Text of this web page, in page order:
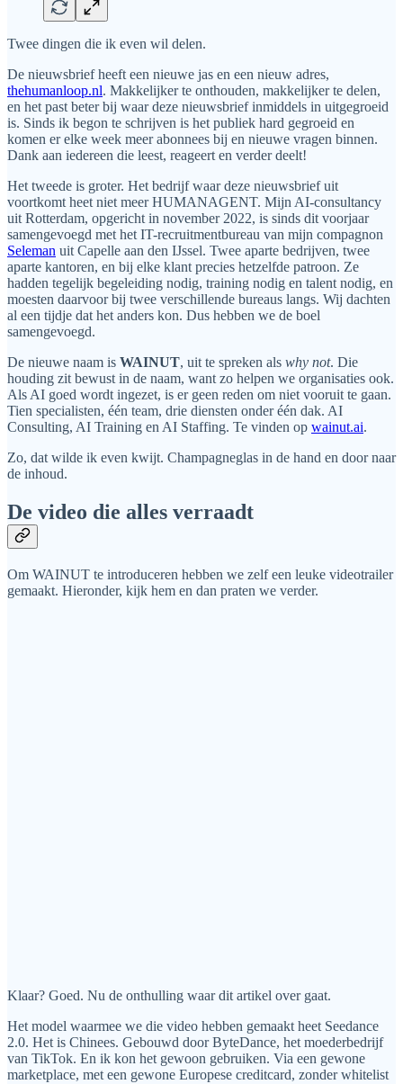
Twee dingen die ik even wil delen.
De nieuwsbrief heeft een nieuwe jas en een nieuw adres,
thehumanloop.nl. Makkelijker te onthouden, makkelijker te delen,
en het past beter bij waar deze nieuwsbrief inmiddels in uitgegroeid
is. Sinds ik begon te schrijven is het publiek hard gegroeid en
komen er elke week meer abonnees bij en nieuwe vragen binnen.
Dank aan iedereen die leest, reageert en verder deelt!
Het tweede is groter. Het bedrijf waar deze nieuwsbrief uit
voortkomt heet niet meer HUMANAGENT. Mijn AI-consultancy
uit Rotterdam, opgericht in november 2022, is sinds dit voorjaar
samengevoegd met het IT-recruitmentbureau van mijn compagnon
Seleman uit Capelle aan den IJssel. Twee aparte bedrijven, twee
aparte kantoren, en bij elke klant precies hetzelfde patroon. Ze
hadden tegelijk begeleiding nodig, training nodig en talent nodig, en
moesten daarvoor bij twee verschillende bureaus langs. Wij dachten
al een tijdje dat het anders kon. Dus hebben we de boel
samengevoegd.
De nieuwe naam is WAINUT, uit te spreken als why not. Die
houding zit bewust in de naam, want zo helpen we organisaties ook.
Als AI goed wordt ingezet, is er geen reden om niet vooruit te gaan.
Tien specialisten, één team, drie diensten onder één dak. AI
Consulting, AI Training en AI Staffing. Te vinden op wainut.ai.
Zo, dat wilde ik even kwijt. Champagneglas in de hand en door naar
de inhoud.
De video die alles verraadt
Om WAINUT te introduceren hebben we zelf een leuke videotrailer
gemaakt. Hieronder, kijk hem en dan praten we verder.
Klaar? Goed. Nu de onthulling waar dit artikel over gaat.
Het model waarmee we die video hebben gemaakt heet Seedance
2.0. Het is Chinees. Gebouwd door ByteDance, het moederbedrijf
van TikTok. En ik kon het gewoon gebruiken. Via een gewone
marketplace, met een gewone Europese creditcard, zonder whitelist